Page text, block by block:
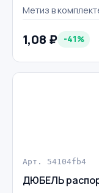
Метиз в
1,08 ₽ -41%
Арт. 54104fb4
ДЮБЕЛЬ